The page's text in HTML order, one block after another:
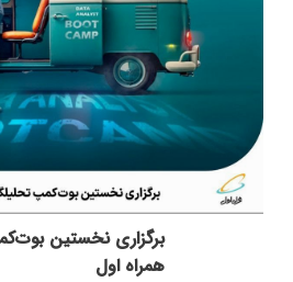
برگزاری نخستین
همراه اول